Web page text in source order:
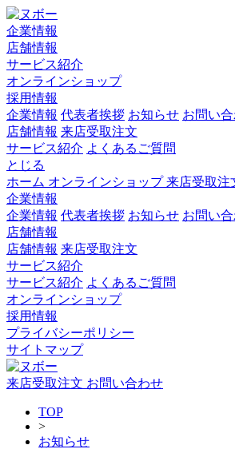
企業情報
店舗情報
サービス紹介
オンラインショップ
採用情報
企業情報 代表者挨拶 お知らせ お問い
店舗情報 来店受取注文
サービス紹介 よくあるご質問
とじる
ホーム オンラインショップ来店受取注
企業情報
企業情報 代表者挨拶 お知らせ お問い
店舗情報
店舗情報 来店受取注文
サービス紹介
サービス紹介 よくあるご質問
オンラインショップ
採用情報
プライバシーポリシー
サイトマップ
来店受取注文 お問い合わせ
TOP
>
お知らせ